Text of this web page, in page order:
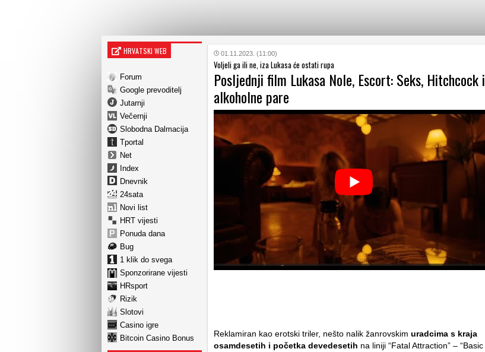
HRVATSKI WEB
Forum
Google prevoditelj
Jutarnji
Večernji
Slobodna Dalmacija
Tportal
Net
Index
Dnevnik
24sata
Novi list
HRT vijesti
Ponuda dana
Bug
1 klik do svega
Sponzorirane vijesti
HRsport
Rizik
Slotovi
Casino igre
Bitcoin Casino Bonus
01.11.2023. (11:00)
Voljeli ga ili ne, iza Lukasa će ostati rupa
Posljednji film Lukasa Nole, Escort: Seks, Hitchcock i
alkoholne pare
Reklamiran kao erotski triler, nešto nalik žanrovskim uradcima s kraja
osamdesetih i početka devedesetih na liniji “Fatal Attraction” – “Basic